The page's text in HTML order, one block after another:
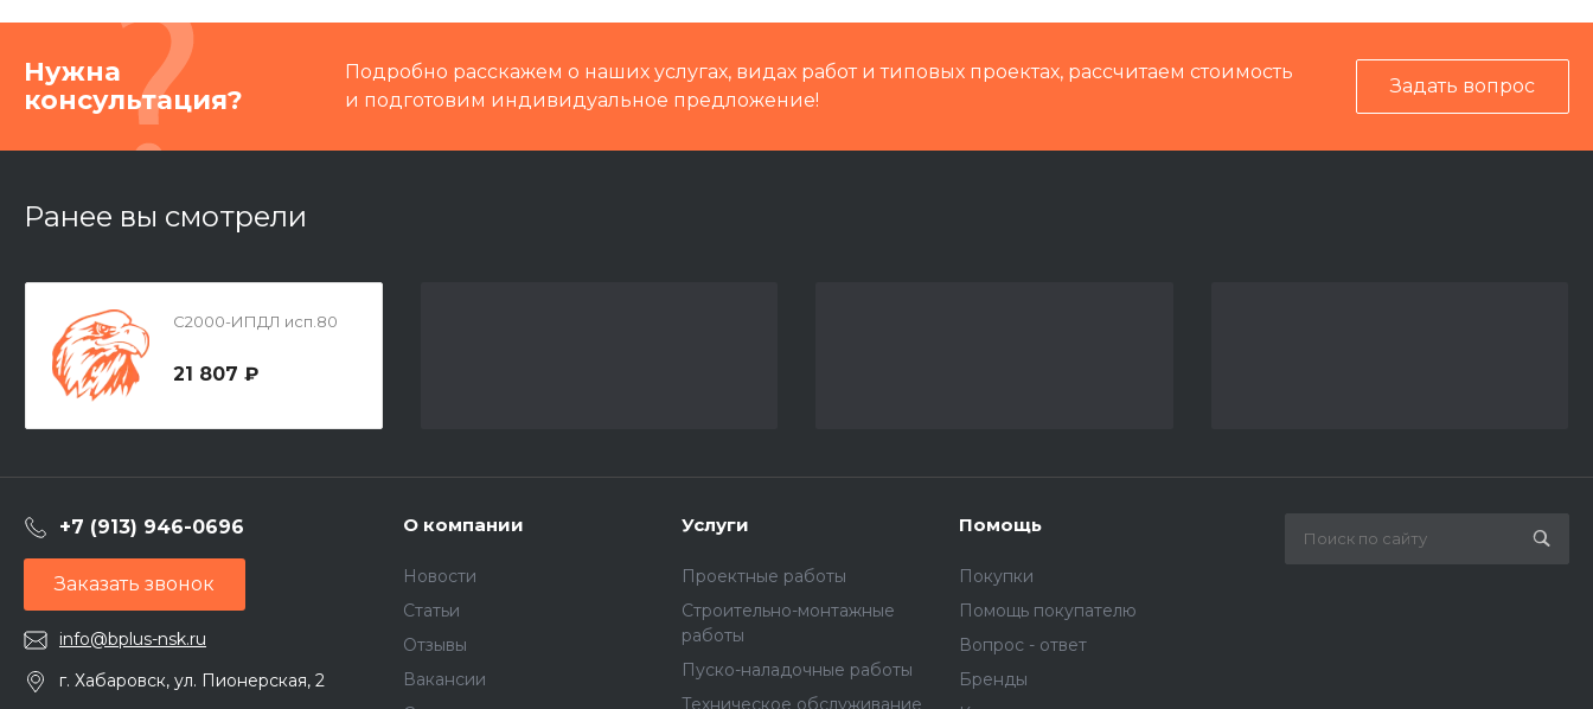
Нужна
консультация?
Подробно расскажем о наших услугах, видах работ и типовых проектах, рассчитаем стоимость
и подготовим индивидуальное предложение!
Задать вопрос
Ранее вы смотрели
С2000-ИПДЛ исп.80
21 807 ₽
+7 (913) 946-0696
Заказать звонок
info@bplus-nsk.ru
г. Хабаровск, ул. Пионерская, 2
О компании
Новости
Статьи
Отзывы
Вакансии
Услуги
Проектные работы
Строительно-монтажные
работы
Пуско-наладочные работы
Техническое обслуживание
Помощь
Покупки
Помощь покупателю
Вопрос - ответ
Бренды